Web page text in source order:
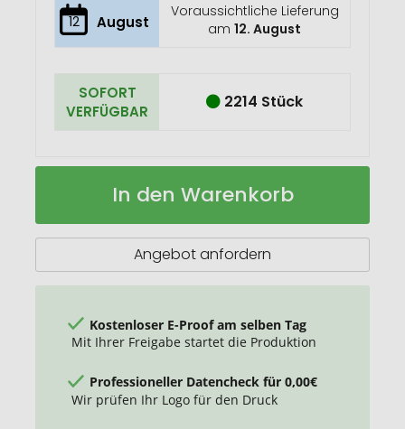
12 August
Voraussichtliche Lieferung
am12. August
SOFORT
VERFÜGBAR
2214 Stück
VINGA
Auf
In den Warenkorb
Angebot anfordern
Kostenloser E-Proof am selben Tag
Mit Ihrer Freigabe startet die Produktion
Professioneller Datencheck für 0,00€
Wir prüfen Ihr Logo für den Druck